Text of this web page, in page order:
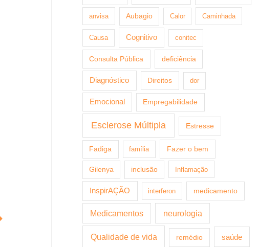
anvisa Aubagio Calor Caminhada
Causa Cognitivo conitec
Consulta Pública deficiência
Diagnóstico Direitos dor
Emocional Empregabilidade
Esclerose Múltipla Estresse
Fadiga família Fazer o bem
Gilenya inclusão Inflamação
InspirAÇÃO interferon medicamento
Medicamentos neurologia
Qualidade de vida remédio saúde